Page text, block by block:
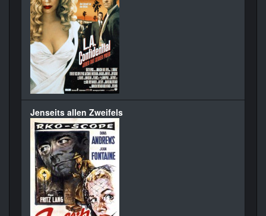
Jenseits allen Zweifels